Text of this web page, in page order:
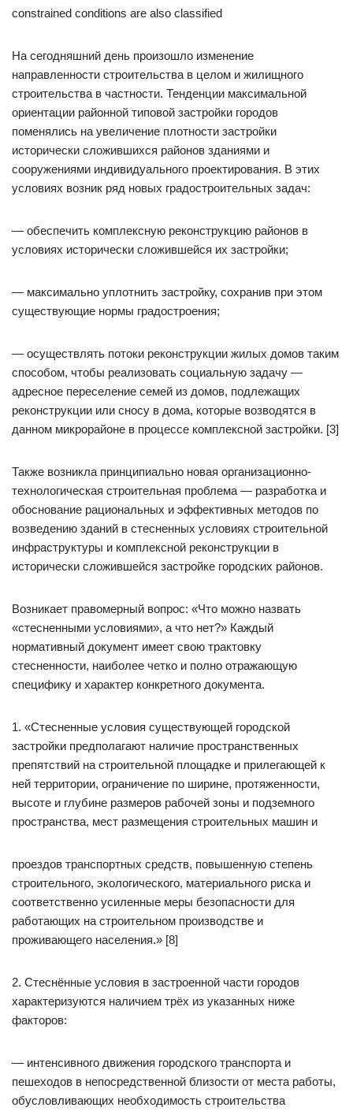
constrained conditions are also classified
На сегодняшний день произошло изменение
направленности строительства в целом и жилищного
строительства в частности. Тенденции максимальной
ориентации районной типовой застройки городов
поменялись на увеличение плотности застройки
исторически сложившихся районов зданиями и
сооружениями индивидуального проектирования. В этих
условиях возник ряд новых градостроительных задач:
— обеспечить комплексную реконструкцию районов в
условиях исторически сложившейся их застройки;
— максимально уплотнить застройку, сохранив при этом
существующие нормы градостроения;
— осуществлять потоки реконструкции жилых домов таким
способом, чтобы реализовать социальную задачу —
адресное переселение семей из домов, подлежащих
реконструкции или сносу в дома, которые возводятся в
данном микрорайоне в процессе комплексной застройки. [3]
Также возникла принципиально новая организационно-
технологическая строительная проблема — разработка и
обоснование рациональных и эффективных методов по
возведению зданий в стесненных условиях строительной
инфраструктуры и комплексной реконструкции в
исторически сложившейся застройке городских районов.
Возникает правомерный вопрос: «Что можно назвать
«стесненными условиями», а что нет?» Каждый
нормативный документ имеет свою трактовку
стесненности, наиболее четко и полно отражающую
специфику и характер конкретного документа.
1. «Стесненные условия существующей городской
застройки предполагают наличие пространственных
препятствий на строительной площадке и прилегающей к
ней территории, ограничение по ширине, протяженности,
высоте и глубине размеров рабочей зоны и подземного
пространства, мест размещения строительных машин и
проездов транспортных средств, повышенную степень
строительного, экологического, материального риска и
соответственно усиленные меры безопасности для
работающих на строительном производстве и
проживающего населения.» [8]
2. Стеснённые условия в застроенной части городов
характеризуются наличием трёх из указанных ниже
факторов:
— интенсивного движения городского транспорта и
пешеходов в непосредственной близости от места работы,
обусловливающих необходимость строительства